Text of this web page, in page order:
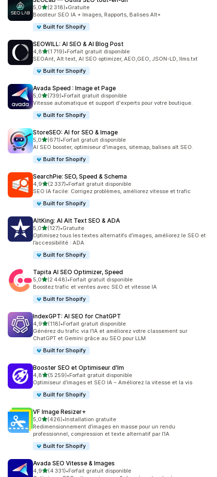
5,0étoile(s) sur 5
(2 318)
2318 avis au total
•Gratuite
Boosteur SEO IA + Images, Rapports, Balises Alt+
Built for Shopify
SEOWILL: AI SEO & AI Blog Post
4,8étoile(s) sur 5
(1 719)
1719 avis au total
•Forfait gratuit disponible
SEOAnt, Alt text, AI SEO optimizer, AEO,GEO, JSON-LD, llms.txt
Built for Shopify
Avada Speed : Image et Page
5,0étoile(s) sur 5
(739)
739 avis au total
•Forfait gratuit disponible
Vitesse automatique et support d'experts pour votre boutique.
Built for Shopify
StoreSEO: AI for SEO & Image
5,0étoile(s) sur 5
(671)
671 avis au total
•Forfait gratuit disponible
AI SEO booster, optimiseur d'images, sitemap, balises alt SEO.
Built for Shopify
SearchPie: SEO, Speed & Schema
4,9étoile(s) sur 5
(2 337)
2337 avis au total
•Forfait gratuit disponible
SEO IA facile: Corrigez problèmes, améliorez vitesse et trafic
Built for Shopify
AltKing: AI Alt Text SEO & ADA
5,0étoile(s) sur 5
(127)
127 avis au total
•Gratuite
Optimisez tous les textes alternatifs d’images, améliorez le SEO et
l’accessibilité : ADA
Built for Shopify
Tapita AI SEO Optimizer, Speed
5,0étoile(s) sur 5
(2 448)
2448 avis au total
•Forfait gratuit disponible
Boostez trafic et ventes avec SEO et vitesse IA
Built for Shopify
IndexGPT: AI SEO for ChatGPT
4,9étoile(s) sur 5
(118)
118 avis au total
•Forfait gratuit disponible
Générez du trafic via l’IA et améliorez votre classement sur
ChatGPT et Gemini grâce au SEO pour LLM
Built for Shopify
Booster SEO et Optimiseur d'Im
4,8étoile(s) sur 5
(5 259)
5259 avis au total
•Forfait gratuit disponible
Optimiseur d’images et SEO IA – Améliorez la vitesse et la vis
Built for Shopify
VF Image Resizer+
5,0étoile(s) sur 5
(426)
426 avis au total
•Installation gratuite
Redimensionnement d’images en masse pour un rendu
professionnel, compression et texte alternatif par l’IA
Built for Shopify
Avada SEO Vitesse & Images
4,9étoile(s) sur 5
(4 331)
4331 avis au total
•Forfait gratuit disponible